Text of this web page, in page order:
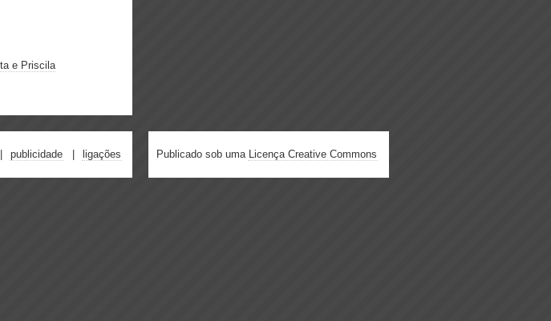
e Priscila
publicidade ligações Publicado sob uma Licença Creative Commons